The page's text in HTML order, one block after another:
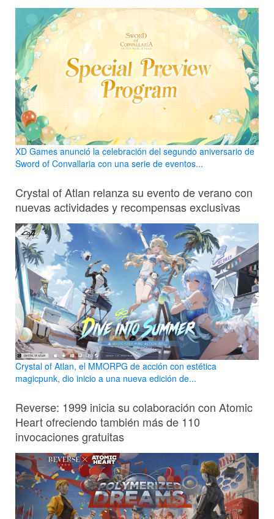
XD Games anunció la celebración del segundo aniversario de
Sword of Convallaria con una serie de eventos...
Crystal of Atlan relanza su evento de verano con
nuevas actividades y recompensas exclusivas
Crystal of Atlan, el MMORPG de acción con estética
magicpunk, dio inicio a una nueva edición de...
Reverse: 1999 inicia su colaboración con Atomic
Heart ofreciendo también más de 110
invocaciones gratuitas